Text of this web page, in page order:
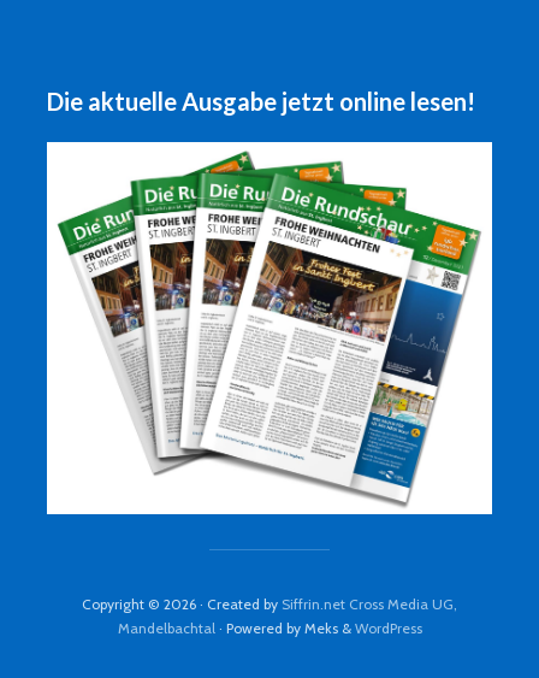
Die aktuelle Ausgabe jetzt online lesen!
Copyright © 2026 · Created by Siffrin.net Cross Media UG,
Mandelbachtal· Powered by Meks & WordPress